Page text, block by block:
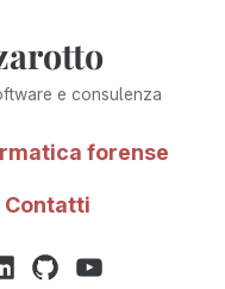
e consulenza
forense
Contatti
GitHubYouTube